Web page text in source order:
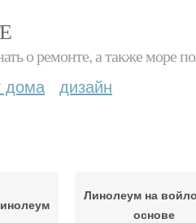
о ремонте, а также море
дома дизайн
Линолеум на
основе